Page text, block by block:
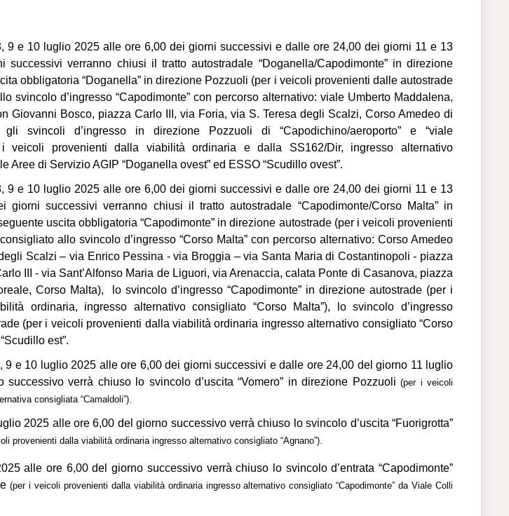
9 e 10 luglio 2025 alle ore 6,00 dei giorni successivi e dalle ore 24,00 dei giorni 11 e 13
successivi verranno chiusi il tratto autostradale “Doganella/Capodimonte” in direzione
obbligatoria “Doganella” in direzione Pozzuoli (per i veicoli provenienti dalle autostrade
svincolo d’ingresso “Capodimonte” con percorso alternativo: viale Umberto Maddalena,
Giovanni Bosco, piazza Carlo III, via Foria, via S. Teresa degli Scalzi, Corso Amedeo di
gli svincoli d’ingresso in direzione Pozzuoli di “Capodichino/aeroporto” e “viale
i veicoli provenienti dalla viabilità ordinaria e dalla SS162/Dir, ingresso alternativo
Aree di Servizio AGIP “Doganella ovest” ed ESSO “Scudillo ovest”.
9 e 10 luglio 2025 alle ore 6,00 dei giorni successivi e dalle ore 24,00 dei giorni 11 e 13
giorni successivi verranno chiusi il tratto autostradale “Capodimonte/Corso Malta” in
uscita obbligatoria “Capodimonte” in direzione autostrade (per i veicoli provenienti
allo svincolo d’ingresso “Corso Malta” con percorso alternativo: Corso Amedeo
Scalzi – via Enrico Pessina - via Broggia – via Santa Maria di Costantinopoli - piazza
III - via Sant’Alfonso Maria de Liguori, via Arenaccia, calata Ponte di Casanova, piazza
Corso Malta), lo svincolo d’ingresso “Capodimonte” in direzione autostrade (per i
ordinaria, ingresso alternativo consigliato “Corso Malta”), lo svincolo d’ingresso
(per i veicoli provenienti dalla viabilità ordinaria ingresso alternativo consigliato “Corso
est”.
9 e 10 luglio 2025 alle ore 6,00 dei giorni successivi e dalle ore 24,00 del giorno 11 luglio
verrà chiuso lo svincolo d’uscita “Vomero” in direzione Pozzuoli(per i veicoli
consigliata “Camaldoli”).
2025 alle ore 6,00 del giorno successivo verrà chiuso lo svincolo d’uscita “Fuorigrotta”
provenienti dalla viabilità ordinaria ingresso alternativo consigliato “Agnano”).
alle ore 6,00 del giorno successivo verrà chiuso lo svincolo d’entrata “Capodimonte”
(per i veicoli provenienti dalla viabilità ordinaria ingresso alternativo consigliato “Capodimonte” da Viale Colli